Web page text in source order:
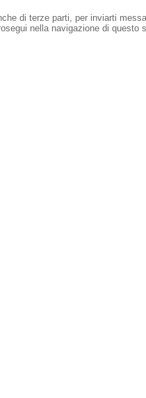
di terze parti, per inviarti
nella navigazione di questo